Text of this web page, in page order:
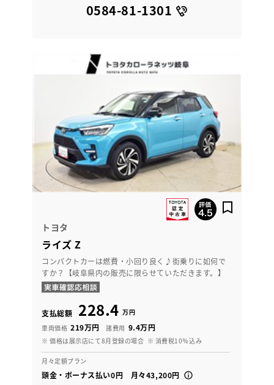
0584-81-1301
トヨタ
ライズ Z
コンパクトカーは燃費・小回り良く♪街乗りに如何で
すか？【岐阜県内の販売に限らせていただきます。】
支払総額 228.4 万円
車両価格 219万円 諸費用 9.4万円
※ 価格は展示店にて8月登録の場合 ※ 消費税10％込み
月々定額プラン
頭金・ボーナス払い0円 月々43,200円